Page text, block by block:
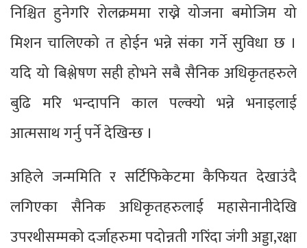
निश्चित हुनेगरि रोलक्रममा राख्ने योजना बमोजिम यो
मिशन चालिएको त होईन भन्ने संका गर्ने सुविधा छ ।
यदि यो बिश्लेषण सही होभने सबै सैनिक अधिकृतहरुले
बुढि मरि भन्दापनि काल पल्क्यो भन्ने भनाइलाई
आत्मसाथ गर्नु पर्ने देखिन्छ ।
अहिले जन्ममिति र सर्टिफिकेटमा कैफियत देखाउंदै
लगिएका सैनिक अधिकृतहरुलाई महासेनानीदेखि
उपरथीसम्मको दर्जाहरुमा पदोन्नती गरिंदा जंगी अड्डा,रक्षा